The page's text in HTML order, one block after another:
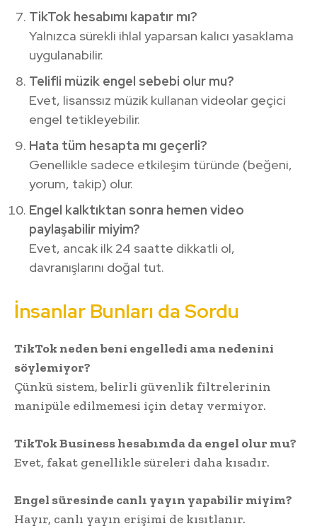
TikTok hesabımı kapatır mı?
Yalnızca sürekli ihlal yaparsan kalıcı yasaklama
uygulanabilir.
Telifli müzik engel sebebi olur mu?
Evet, lisanssız müzik kullanan videolar geçici
engel tetikleyebilir.
Hata tüm hesapta mı geçerli?
Genellikle sadece etkileşim türünde (beğeni,
yorum, takip) olur.
Engel kalktıktan sonra hemen video
paylaşabilir miyim?
Evet, ancak ilk 24 saatte dikkatli ol,
davranışlarını doğal tut.
İnsanlar Bunları da Sordu
TikTok neden beni engelledi ama nedenini
söylemiyor?
Çünkü sistem, belirli güvenlik filtrelerinin
manipüle edilmemesi için detay vermiyor.
TikTok Business hesabımda da engel olur mu?
Evet, fakat genellikle süreleri daha kısadır.
Engel süresinde canlı yayın yapabilir miyim?
Hayır, canlı yayın erişimi de kısıtlanır.